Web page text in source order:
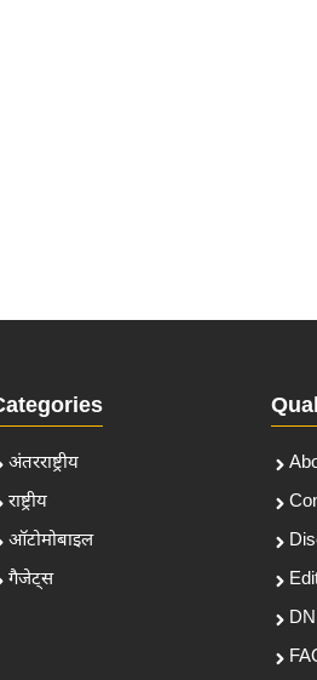
अंतरराष्ट्रीय
राष्ट्रीय
ऑटोमोबाइल
गैजेट्स